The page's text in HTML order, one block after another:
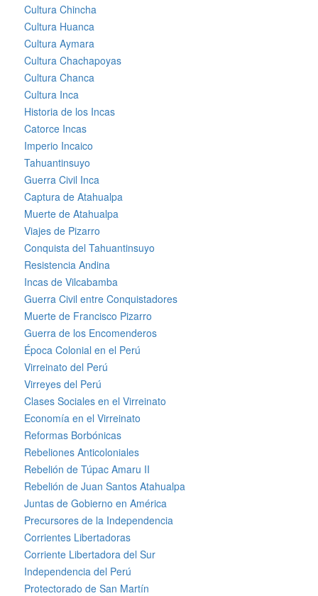
Cultura Chincha
Cultura Huanca
Cultura Aymara
Cultura Chachapoyas
Cultura Chanca
Cultura Inca
Historia de los Incas
Catorce Incas
Imperio Incaico
Tahuantinsuyo
Guerra Civil Inca
Captura de Atahualpa
Muerte de Atahualpa
Viajes de Pizarro
Conquista del Tahuantinsuyo
Resistencia Andina
Incas de Vilcabamba
Guerra Civil entre Conquistadores
Muerte de Francisco Pizarro
Guerra de los Encomenderos
Época Colonial en el Perú
Virreinato del Perú
Virreyes del Perú
Clases Sociales en el Virreinato
Economía en el Virreinato
Reformas Borbónicas
Rebeliones Anticoloniales
Rebelión de Túpac Amaru II
Rebelión de Juan Santos Atahualpa
Juntas de Gobierno en América
Precursores de la Independencia
Corrientes Libertadoras
Corriente Libertadora del Sur
Independencia del Perú
Protectorado de San Martín